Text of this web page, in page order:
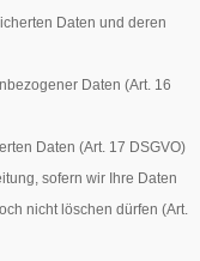
Daten und deren
Daten (Art. 16
Daten (Art. 17 DSGVO)
sofern wir Ihre Daten
nicht löschen dürfen (Art.